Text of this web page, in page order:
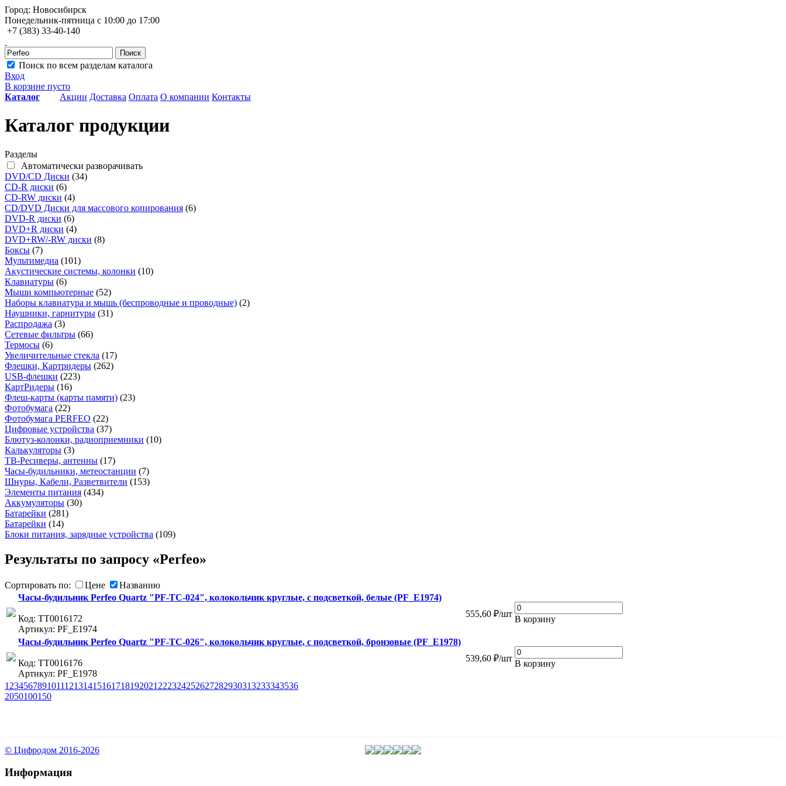
Город: Новосибирск
Понедельник-пятница с 10:00 до 17:00
+7 (383) 33-40-140
Поиск
Поиск по всем разделам каталога
Вход
В корзине пусто
Каталог
Акции Доставка Оплата О компании Контакты
Каталог продукции
Разделы
Автоматически разворачивать
DVD/CD Диски (34)
CD-R диски (6)
CD-RW диски (4)
CD/DVD Диски для массового копирования (6)
DVD-R диски (6)
DVD+R диски (4)
DVD+RW/-RW диски (8)
Боксы (7)
Мультимедиа (101)
Акустические системы, колонки (10)
Клавиатуры (6)
Мыши компьютерные (52)
Наборы клавиатура и мышь (беспроводные и проводные) (2)
Наушники, гарнитуры (31)
Распродажа (3)
Сетевые фильтры (66)
Термосы (6)
Увеличительные стекла (17)
Флешки, Картридеры (262)
USB-флешки (223)
КартРидеры (16)
Флеш-карты (карты памяти) (23)
Фотобумага (22)
Фотобумага PERFEO (22)
Цифровые устройства (37)
Блютуз-колонки, радиоприемники (10)
Калькуляторы (3)
ТВ-Ресиверы, антенны (17)
Часы-будильники, метеостанции (7)
Шнуры, Кабели, Разветвители (153)
Элементы питания (434)
Аккумуляторы (30)
Батарейки (281)
Батарейки (14)
Блоки питания, зарядные устройства (109)
Результаты по запросу «Perfeo»
Сортировать по: Цене
Названию
Часы-будильник Perfeo Quartz "PF-TC-024", колокольчик круглые, с подсветкой, белые (PF_E1974)
Код: ТТ0016172
Артикул: PF_E1974
555,60 ₽/шт
В корзину
Часы-будильник Perfeo Quartz "PF-TC-026", колокольчик круглые, с подсветкой, бронзовые (PF_E1978)
Код: ТТ0016176
Артикул: PF_E1978
539,60 ₽/шт
В корзину
1 23456789101112131415161718192021 222324252627282930313233343536
2050100150
© Цифродом 2016-2026
Информация